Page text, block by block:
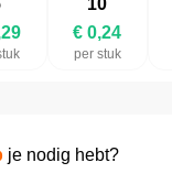
10
€ 0,24
per stuk
je nodig hebt?